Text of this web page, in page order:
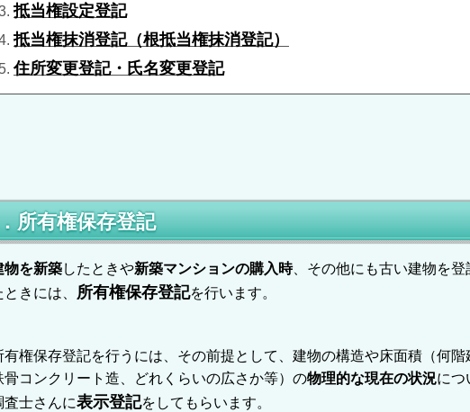
抵当権設定登記
抵当権抹消登記（根抵当権抹消登記）
住所変更登記・氏名変更登記
所有権保存登記
物を新築したときや新築マンションの購入時、その他にも古い建物を登
ときには、
所有権保存登記を行います。
有権保存登記を行うには、その前提として、建物の構造や床面積（何
骨コンクリート造、どれくらいの広さか等）の物理的な現在の状況につ
査士さんに表示登記をしてもらいます。